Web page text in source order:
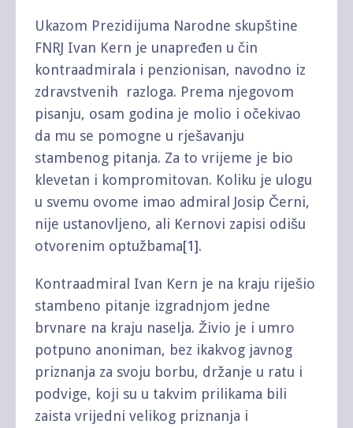
Ukazom Prezidijuma Narodne skupštine
FNRJ Ivan Kern je unapređen u čin
kontraadmirala i penzionisan, navodno iz
zdravstvenih razloga. Prema njegovom
pisanju, osam godina je molio i očekivao
da mu se pomogne u rješavanju
stambenog pitanja. Za to vrijeme je bio
klevetan i kompromitovan. Koliku je ulogu
u svemu ovome imao admiral Josip Černi,
nije ustanovljeno, ali Kernovi zapisi odišu
otvorenim optužbama[1].
Kontraadmiral Ivan Kern je na kraju riješio
stambeno pitanje izgradnjom jedne
brvnare na kraju naselja. Živio je i umro
potpuno anoniman, bez ikakvog javnog
priznanja za svoju borbu, držanje u ratu i
podvige, koji su u takvim prilikama bili
zaista vrijedni velikog priznanja i